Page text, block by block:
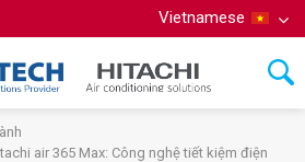
Vietnamese
air 365 Max: Công nghệ tiết kiệm điện